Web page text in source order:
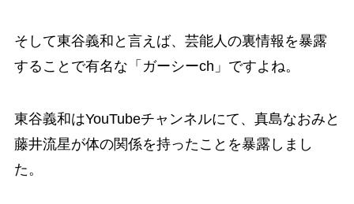
そして東谷義和と言えば、芸能人の裏情報を暴露
することで有名な「ガーシーch」ですよね。
東谷義和はYouTubeチャンネルにて、真島なおみと
藤井流星が体の関係を持ったことを暴露しまし
た。